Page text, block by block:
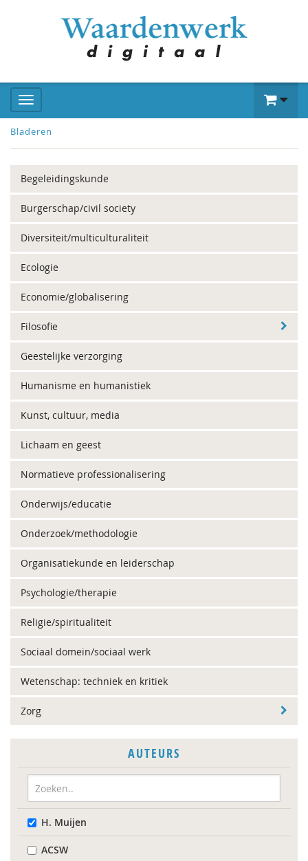
Bladeren
Begeleidingskunde
Burgerschap/civil society
Diversiteit/multiculturaliteit
Ecologie
Economie/globalisering
Filosofie
Geestelijke verzorging
Humanisme en humanistiek
Kunst, cultuur, media
Lichaam en geest
Normatieve professionalisering
Onderwijs/educatie
Onderzoek/methodologie
Organisatiekunde en leiderschap
Psychologie/therapie
Religie/spiritualiteit
Sociaal domein/sociaal werk
Wetenschap: techniek en kritiek
Zorg
AUTEURS
H. Muijen
ACSW